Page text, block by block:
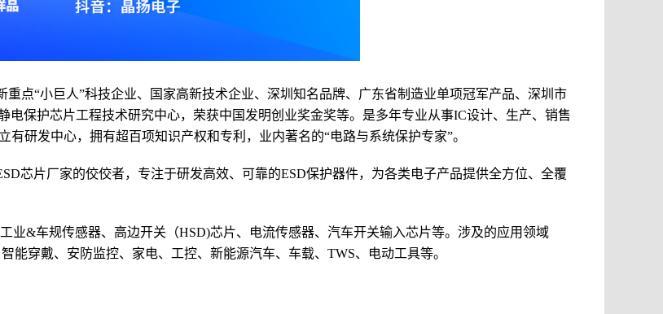
重点“小巨人”科技企业、国家高新技术企业、深圳知名品牌、广东省制造业单项冠军产品、深圳市
电保护芯片工程技术研究中心，荣获中国发明创业奖金奖等。是多年专业从事IC设计、生产、销售
有研发中心，拥有超百项知识产权和专利，业内著名的“电路与系统保护专家”。
芯片厂家的佼佼者，专注于研发高效、可靠的ESD保护器件，为各类电子产品提供全方位、全覆
业&车规传感器、高边开关（HSD)芯片、电流传感器、汽车开关输入芯片等。涉及的应用领域
能穿戴、安防监控、家电、工控、新能源汽车、车载、TWS、电动工具等。